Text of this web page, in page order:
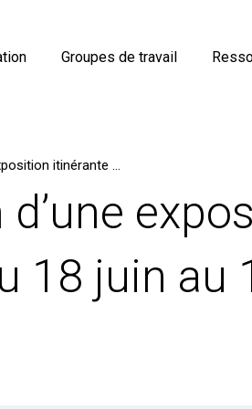
Groupes de travail
18 juin au